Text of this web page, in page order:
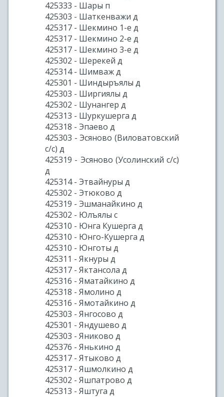
425333 - Шары п
425303 - Шаткенважи д
425317 - Шекмино 1-е д
425317 - Шекмино 2-е д
425317 - Шекмино 3-е д
425302 - Шерекей д
425314 - Шимваж д
425301 - Шиндыръялы д
425303 - Ширгиялы д
425302 - Шунангер д
425313 - Шуркушерга д
425318 - Эпаево д
425303 - Эсяново (Виловатовский
с/с) д
425319 - Эсяново (Усолинский с/с)
д
425314 - Этвайнуры д
425302 - Этюково д
425319 - Эшманайкино д
425302 - Юлъялы с
425310 - Юнга Кушерга д
425310 - Юнго-Кушерга д
425310 - Юнготы д
425311 - Якнуры д
425317 - Яктансола д
425316 - Яматайкино д
425318 - Ямолино д
425316 - Ямотайкино д
425303 - Янгосово д
425301 - Яндушево д
425303 - Яниково д
425376 - Янькино д
425317 - Ятыково д
425317 - Яшмолкино д
425302 - Яшпатрово д
425313 - Яштуга д